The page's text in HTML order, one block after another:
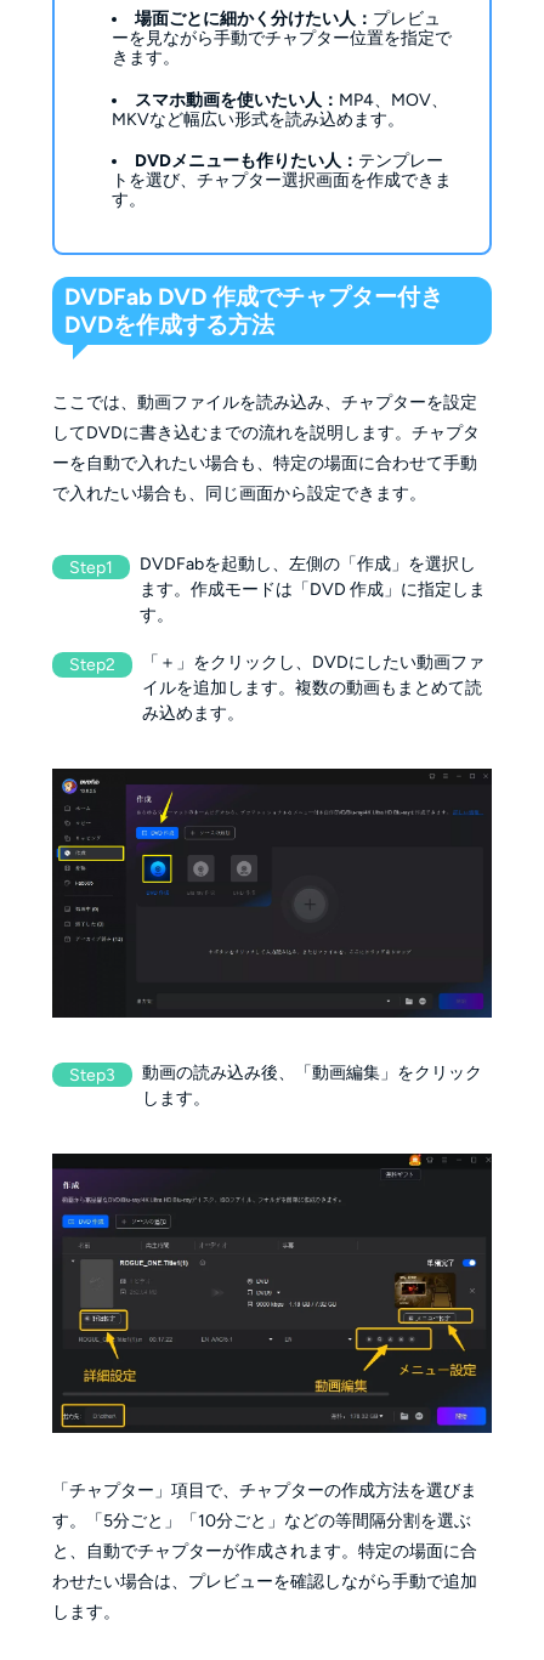
場面ごとに細かく分けたい人： プレビュ
ーを見ながら手動でチャプター位置を指定で
きます。
スマホ動画を使いたい人： MP4、MOV、
MKVなど幅広い形式を読み込めます。
DVDメニューも作りたい人： テンプレー
トを選び、チャプター選択画面を作成できま
す。
DVDFab DVD 作成でチャプター付き
DVDを作成する方法
ここでは、動画ファイルを読み込み、チャプターを設定
してDVDに書き込むまでの流れを説明します。チャプタ
ーを自動で入れたい場合も、特定の場面に合わせて手動
で入れたい場合も、同じ画面から設定できます。
Step1
DVDFabを起動し、左側の「作成」を選択し
ます。作成モードは「DVD 作成」に指定しま
す。
Step2
「＋」をクリックし、DVDにしたい動画ファ
イルを追加します。複数の動画もまとめて読
み込めます。
Step3
動画の読み込み後、「動画編集」をクリック
します。
「チャプター」項目で、チャプターの作成方法を選びま
す。「5分ごと」「10分ごと」などの等間隔分割を選ぶ
と、自動でチャプターが作成されます。特定の場面に合
わせたい場合は、プレビューを確認しながら手動で追加
します。